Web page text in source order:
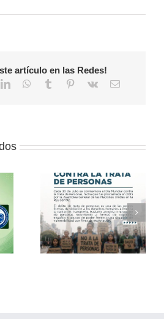
artículo en las Redes!
LinkedInWhatsApp
Tumblr Pinterest
Vk
Correo
Día
la
Vacaciones de
invierno con el
Consejo